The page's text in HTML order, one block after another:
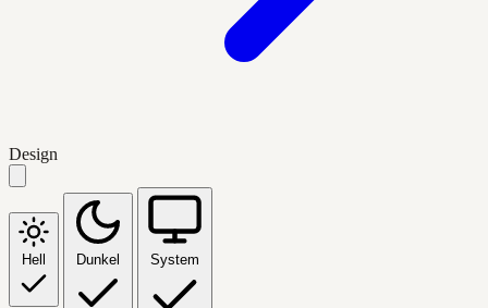
Design
Hell Dunkel System